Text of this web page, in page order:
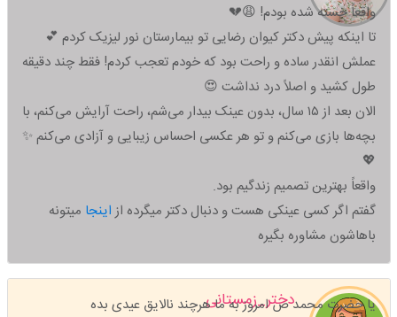
واقعاً خسته شده بودم! 😩💔
تا اینکه پیش دکتر کیوان رضایی تو بیمارستان نور لیزیک کردم 💕
عملش انقدر ساده و راحت بود که خودم تعجب کردم! فقط چند دقیقه
طول کشید و اصلاً درد نداشت 😍
الان بعد از ۱۵ سال، بدون عینک بیدار می‌شم، راحت آرایش می‌کنم، با
بچه‌ها بازی می‌کنم و تو هر عکسی احساس زیبایی و آزادی می‌کنم ✨
💖
واقعاً بهترین تصمیم زندگیم بود.
گفتم اگر کسی عینکی هست و دنبال دکتر میگرده از اینجا میتونه
باهاشون مشاوره بگیره
دختر_زمستانی
یا حضرت محمد ص امروز به ما هرچند نالایق عیدی بده